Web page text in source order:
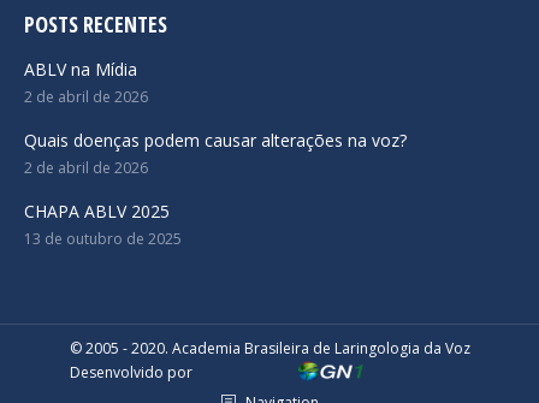
POSTS RECENTES
ABLV na Mídia
2 de abril de 2026
Quais doenças podem causar alterações na voz?
2 de abril de 2026
CHAPA ABLV 2025
13 de outubro de 2025
© 2005 - 2020. Academia Brasileira de Laringologia da Voz
Desenvolvido por